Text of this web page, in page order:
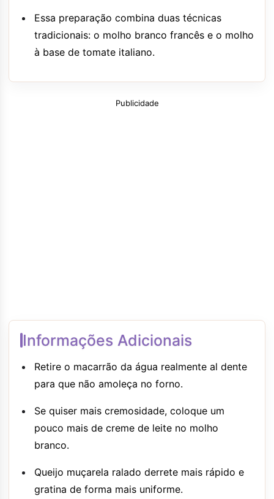
Essa preparação combina duas técnicas
tradicionais: o molho branco francês e o molho
à base de tomate italiano.
Publicidade
Informações Adicionais
Retire o macarrão da água realmente al dente
para que não amoleça no forno.
Se quiser mais cremosidade, coloque um
pouco mais de creme de leite no molho
branco.
Queijo muçarela ralado derrete mais rápido e
gratina de forma mais uniforme.